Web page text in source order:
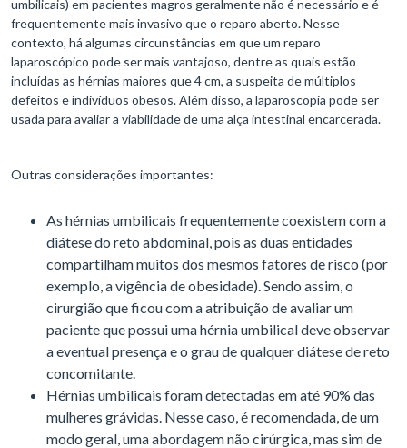
umbilicais) em pacientes magros geralmente não é necessário e é
frequentemente mais invasivo que o reparo aberto. Nesse
contexto, há algumas circunstâncias em que um reparo
laparoscópico pode ser mais vantajoso, dentre as quais estão
incluídas as hérnias maiores que 4 cm, a suspeita de múltiplos
defeitos e indivíduos obesos. Além disso, a laparoscopia pode ser
usada para avaliar a viabilidade de uma alça intestinal encarcerada.
Outras considerações importantes:
As hérnias umbilicais frequentemente coexistem com a
diátese do reto abdominal, pois as duas entidades
compartilham muitos dos mesmos fatores de risco (por
exemplo, a vigência de obesidade). Sendo assim, o
cirurgião que ficou com a atribuição de avaliar um
paciente que possui uma hérnia umbilical deve observar
a eventual presença e o grau de qualquer diátese de reto
concomitante.
Hérnias umbilicais foram detectadas em até 90% das
mulheres grávidas. Nesse caso, é recomendada, de um
modo geral, uma abordagem não cirúrgica, mas sim de